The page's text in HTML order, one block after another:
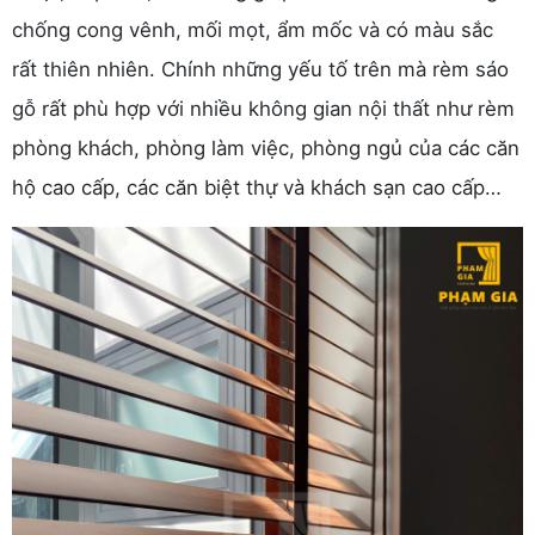
chống cong vênh, mối mọt, ẩm mốc và có màu sắc
rất thiên nhiên. Chính những yếu tố trên mà rèm sáo
gỗ rất phù hợp với nhiều không gian nội thất như rèm
phòng khách, phòng làm việc, phòng ngủ của các căn
hộ cao cấp, các căn biệt thự và khách sạn cao cấp…